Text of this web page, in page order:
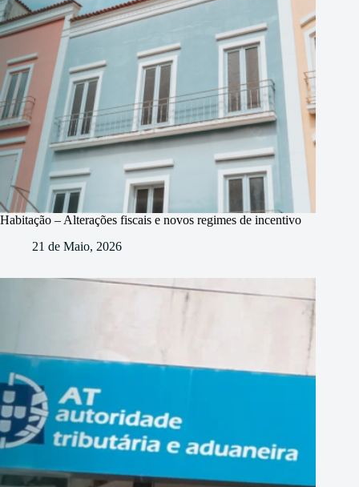
Habitação – Alterações fiscais e novos regimes de incentivo
21 de Maio, 2026